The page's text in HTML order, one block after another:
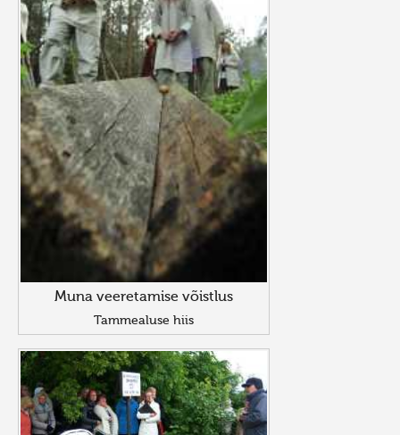
Muna veeretamise võistlus
Tammealuse hiis